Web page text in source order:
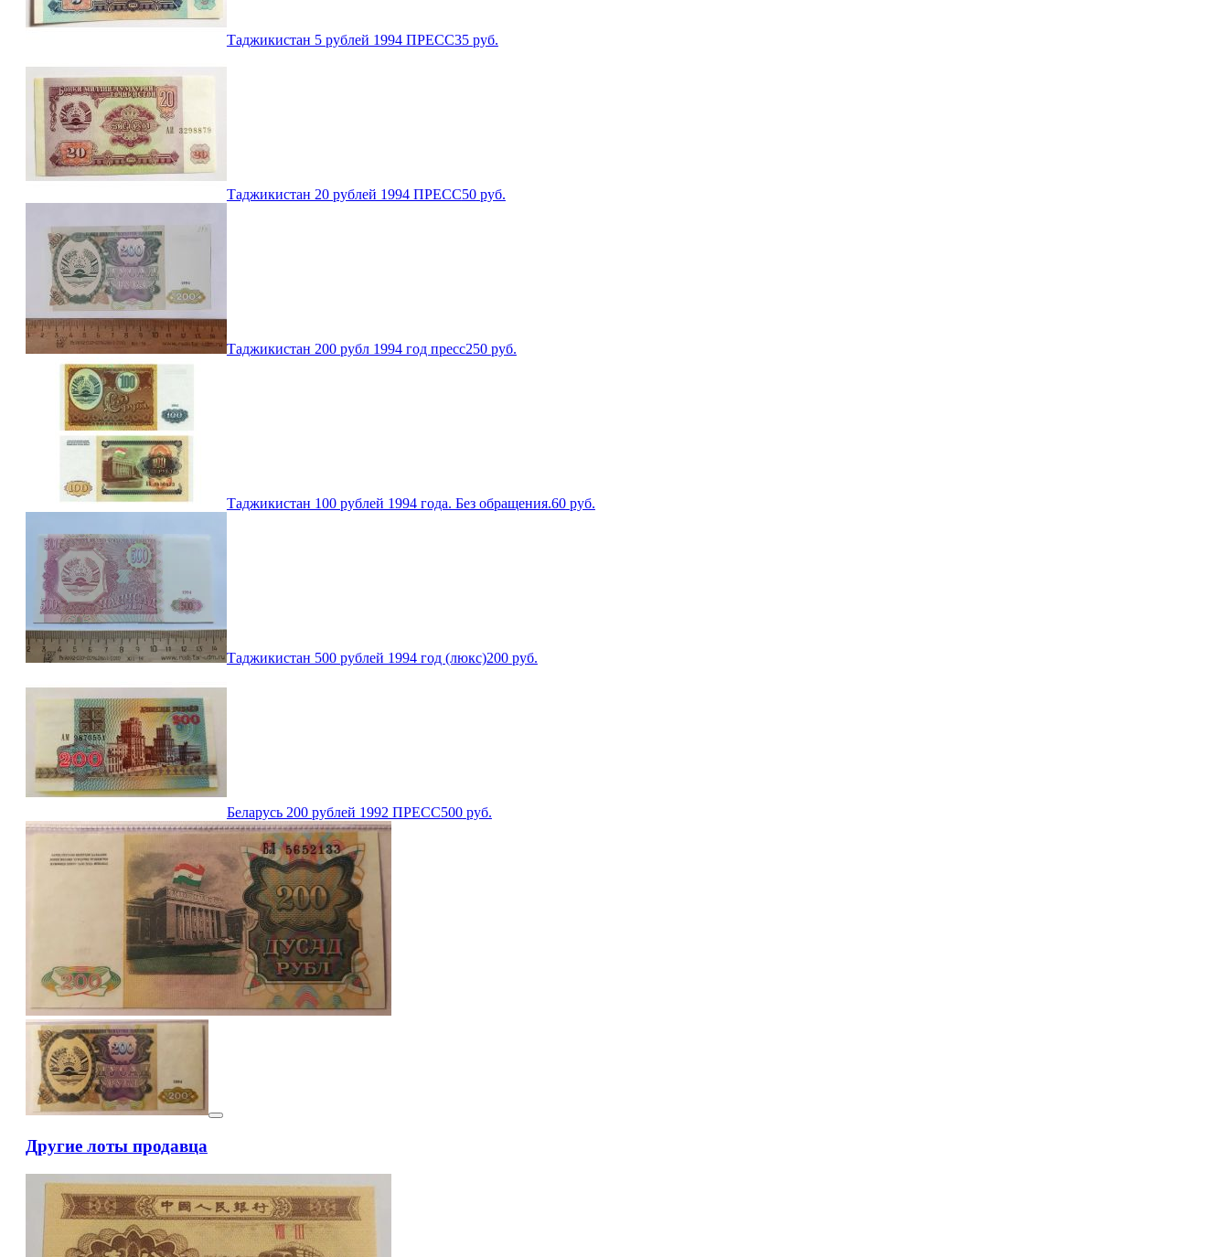
Таджикистан 5 рублей 1994 ПРЕСС35 руб.
Таджикистан 20 рублей 1994 ПРЕСС50 руб.
Таджикистан 200 рубл 1994 год пресс250 руб.
Таджикистан 100 рублей 1994 года. Без обращения.60 руб.
Таджикистан 500 рублей 1994 год (люкс)200 руб.
Беларусь 200 рублей 1992 ПРЕСС500 руб.
Другие лоты продавца